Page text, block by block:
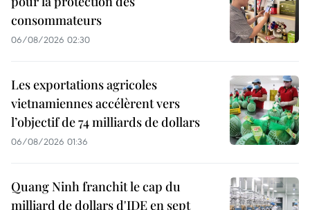
consommateurs
06/08/2026 02:30
Les exportations agricoles
vietnamiennes accélèrent vers
l’objectif de 74 milliards de dollars
06/08/2026 01:36
Quang Ninh franchit le cap du
milliard de dollars d'IDE en sept